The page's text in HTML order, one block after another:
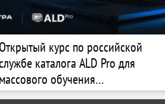
Открытый курс по российской
каталога ALD Pro для
массового обучения